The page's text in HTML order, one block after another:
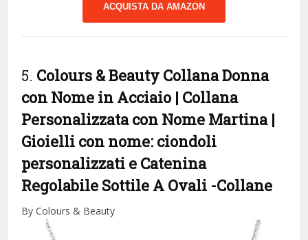
ACQUISTA DA AMAZON
5. Colours & Beauty Collana Donna
con Nome in Acciaio | Collana
Personalizzata con Nome Martina |
Gioielli con nome: ciondoli
personalizzati e Catenina
Regolabile Sottile A Ovali -Collane
By Colours & Beauty